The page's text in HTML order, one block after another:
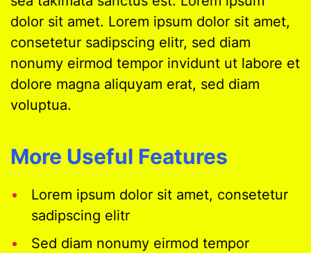
dolor sit amet. Lorem ipsum dolor sit amet,
consetetur sadipscing elitr, sed diam
nonumy eirmod tempor invidunt ut labore et
dolore magna aliquyam erat, sed diam
voluptua.
More Useful Features
Lorem ipsum dolor sit amet, consetetur
sadipscing elitr
Sed diam nonumy eirmod tempor